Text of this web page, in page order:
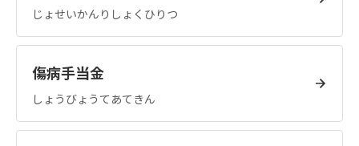
じょせいかんりしょくひりつ
傷病手当金
しょうびょうてあてきん